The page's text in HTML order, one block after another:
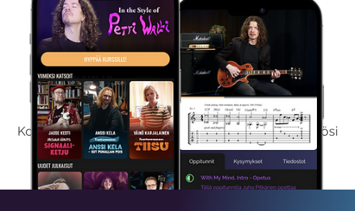
Kokeile Ilmaiseksi
Kokeilemalla ilmaiseksi saat koko sisältömme käyttöösi
viikon ajaksi.